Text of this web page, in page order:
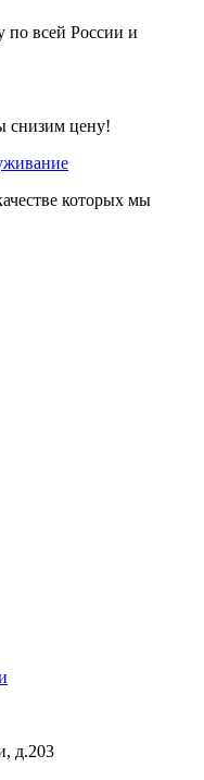
по всей России и
снизим цену!
которых мы
д.203